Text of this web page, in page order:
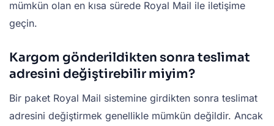
mümkün olan en kısa sürede Royal Mail ile iletişime
geçin.
Kargom gönderildikten sonra teslimat
adresini değiştirebilir miyim?
Bir paket Royal Mail sistemine girdikten sonra teslimat
adresini değiştirmek genellikle mümkün değildir. Ancak